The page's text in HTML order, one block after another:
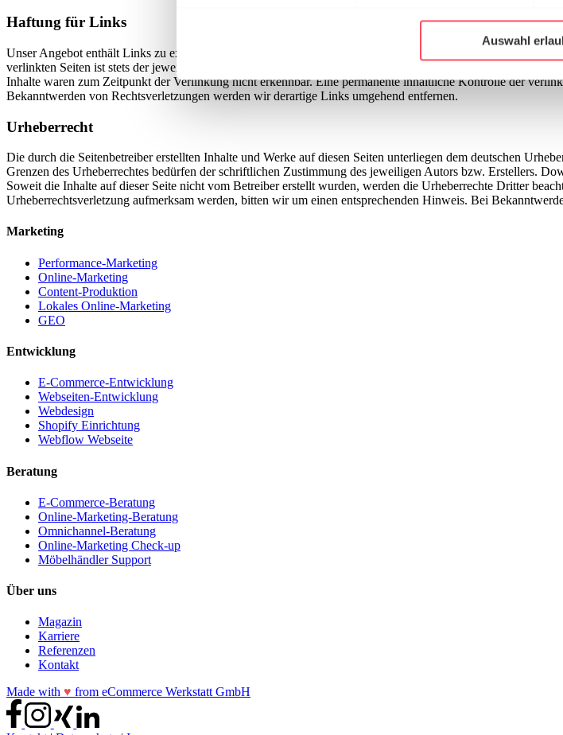
Wir verwenden Cookies, um Inhalte und Anzeigen zu
und die Zugriffe auf unsere Website zu analysieren. Außerdem
Website an unsere Partner für soziale Medien, Werbung und
möglicherweise mit weiteren Daten zusammen, die Sie ihnen
der Dienste gesammelt haben.
Auswahl
Haftung für Links
Unser Angebot enthält Links zu externen Webseiten Dritter, auf deren Inhalte wir keinen Einfluss haben.
verlinkten Seiten ist stets der jeweilige Anbieter oder Betreiber der Seiten verantwortlich. Die verlinkten
Inhalte waren zum Zeitpunkt der Verlinkung nicht erkennbar. Eine permanente inhaltliche Kontrolle der
Bekanntwerden von Rechtsverletzungen werden wir derartige Links umgehend entfernen.
Urheberrecht
Die durch die Seitenbetreiber erstellten Inhalte und Werke auf diesen Seiten unterliegen dem deutschen
Grenzen des Urheberrechtes bedürfen der schriftlichen Zustimmung des jeweiligen Autors bzw. Erstellers.
Soweit die Inhalte auf dieser Seite nicht vom Betreiber erstellt wurden, werden die Urheberrechte Dritter
Urheberrechtsverletzung aufmerksam werden, bitten wir um einen entsprechenden Hinweis. Bei
Marketing
Performance-Marketing
Online-Marketing
Content-Produktion
Lokales Online-Marketing
GEO
Entwicklung
E-Commerce-Entwicklung
Webseiten-Entwicklung
Webdesign
Shopify Einrichtung
Webflow Webseite
Beratung
E-Commerce-Beratung
Online-Marketing-Beratung
Omnichannel-Beratung
Online-Marketing Check-up
Möbelhändler Support
Über uns
Magazin
Karriere
Referenzen
Kontakt
Made with ♥ from eCommerce Werkstatt GmbH